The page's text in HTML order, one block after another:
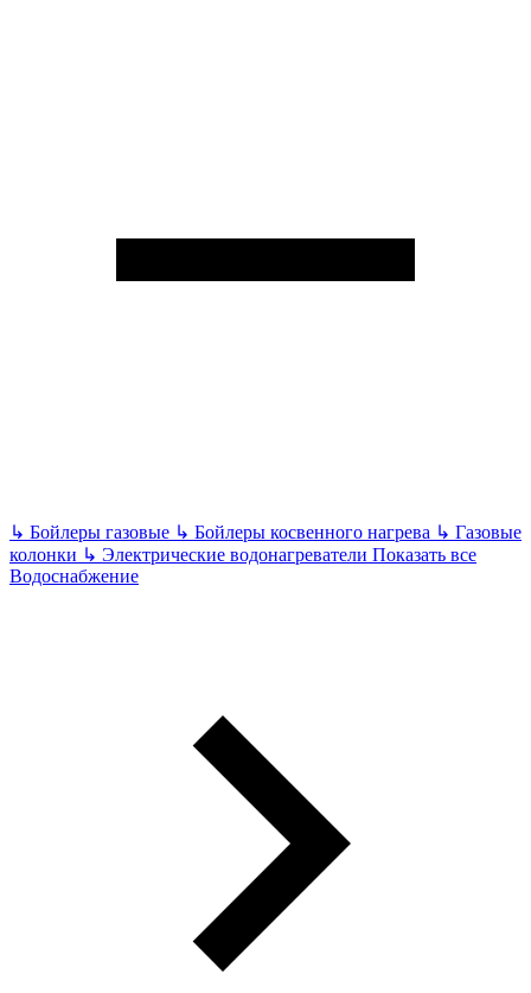
↳ Бойлеры газовые ↳ Бойлеры косвенного нагрева ↳ Газовые
колонки ↳ Электрические водонагреватели Показать все
Водоснабжение